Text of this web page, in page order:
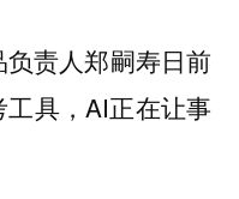
责人郑嗣寿日前
具，AI正在让事